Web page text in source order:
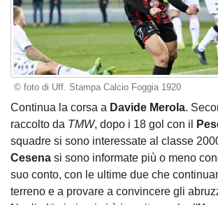
© foto di Uff. Stampa Calcio Foggia 1920
Continua la corsa a Davide Merola.
raccolto da TMW, dopo i 18 gol con il
squadre si sono interessate al classe
Cesena si sono informate più o meno
suo conto, con le ultime due che
terreno e a provare a convincere gli